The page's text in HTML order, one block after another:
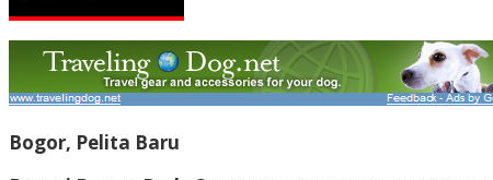
Bogor, Pelita Baru